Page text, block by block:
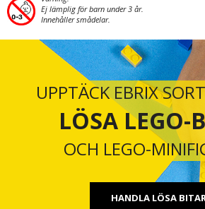
Ej lämplig för barn under 3 år.
Innehåller smådelar.
UPPTÄCK EBRIX
LÖSA LEGO-
OCH LEGO-
HANDLA LÖSA